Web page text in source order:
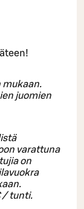
mukaan.
juomien
varattuna
on
/ tunti.